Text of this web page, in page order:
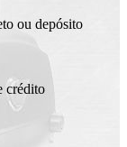
ou depósito
crédito